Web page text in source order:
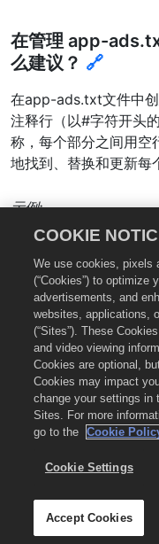
在管理 app-
么建议？ 🔗
在app-ads.txt文件中
注释行（以#字符开头
称，每个部分之间用空
地找到、替换和更新每
示例:
# Chartboost
<line1>
<line2>
etc.
# Another Ad
<line1>
<line2>
法律条款
COOKIE
We use cookies, pixels
(“Cookies”) to optimize
advertisements, and
websites, applications,
(“Sites”). These
and video viewing
Cookies are optional,
Cookies may impact
change your settings in
Sites. For more
go to the
Cookie
Cookie Settings
Accept Cookies